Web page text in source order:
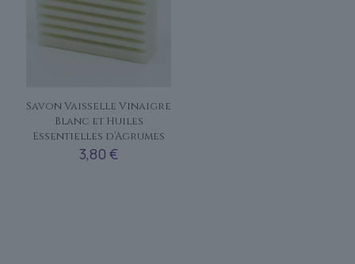
Savon Vaisselle Vinaigre
Blanc et Huiles
Essentielles d’Agrumes
3,80€